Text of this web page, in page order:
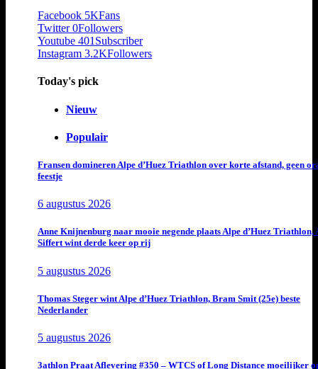
Facebook 5KFans
Twitter 0Followers
Youtube 401 Subscriber
Instagram 3.2KFollowers
Today's pick
Nieuw
Populair
Fransen domineren Alpe d’Huez Triathlon over korte afstand, geen
feestje
6 augustus 2026
Anne Knijnenburg naar mooie negende plaats Alpe d’Huez Triathlon,
Siffert wint derde keer op rij
5 augustus 2026
Thomas Steger wint Alpe d’Huez Triathlon, Bram Smit (25e) beste
Nederlander
5 augustus 2026
3athlon Praat Aflevering #350 – WTCS of Long Distance moeilijker